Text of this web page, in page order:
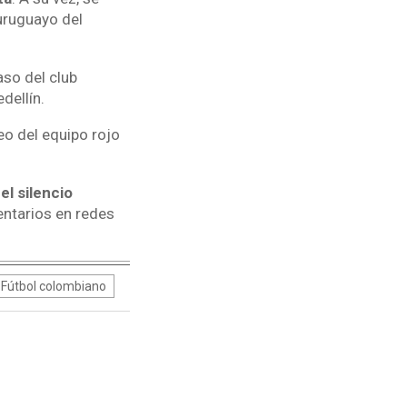
del
del club
del equipo rojo
silencio
en redes
Fútbol colombiano